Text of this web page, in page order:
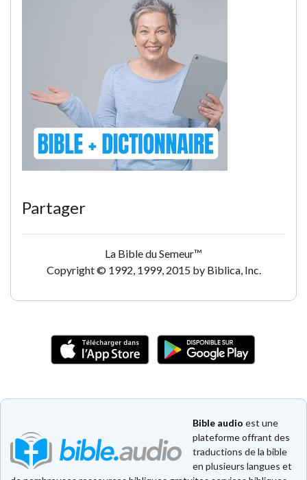
Partager
La Bible du Semeur™
Copyright © 1992, 1999, 2015 by Biblica, Inc.
Bible audio est une
plateforme offrant des
traductions de la bible
en plusieurs langues et